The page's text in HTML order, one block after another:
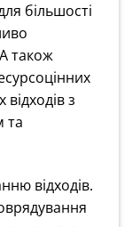
більшості
також
з
та
відходів.